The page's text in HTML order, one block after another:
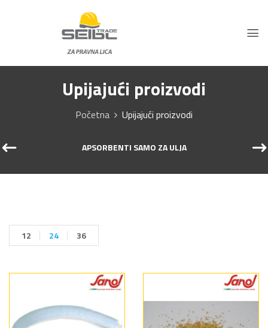
Upijajući proizvodi
Početna Upijajući proizvodi
APSORBENTI SAMO ZA ULJA
12 24 36